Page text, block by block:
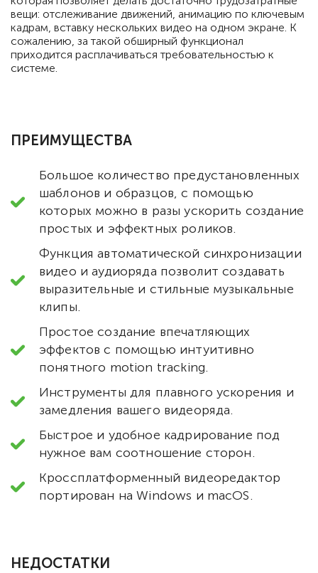
вещи: отслеживание движений, анимацию по ключевым
кадрам, вставку нескольких видео на одном экране. К
сожалению, за такой обширный функционал
приходится расплачиваться требовательностью к
системе.
ПРЕИМУЩЕСТВА
Большое количество предустановленных
шаблонов и образцов, с помощью
которых можно в разы ускорить создание
простых и эффектных роликов.
Функция автоматической синхронизации
видео и аудиоряда позволит создавать
выразительные и стильные музыкальные
клипы.
Простое создание впечатляющих
эффектов с помощью интуитивно
понятного motion tracking.
Инструменты для плавного ускорения и
замедления вашего видеоряда.
Быстрое и удобное кадрирование под
нужное вам соотношение сторон.
Кроссплатформенный видеоредактор
портирован на Windows и macOS.
НЕДОСТАТКИ